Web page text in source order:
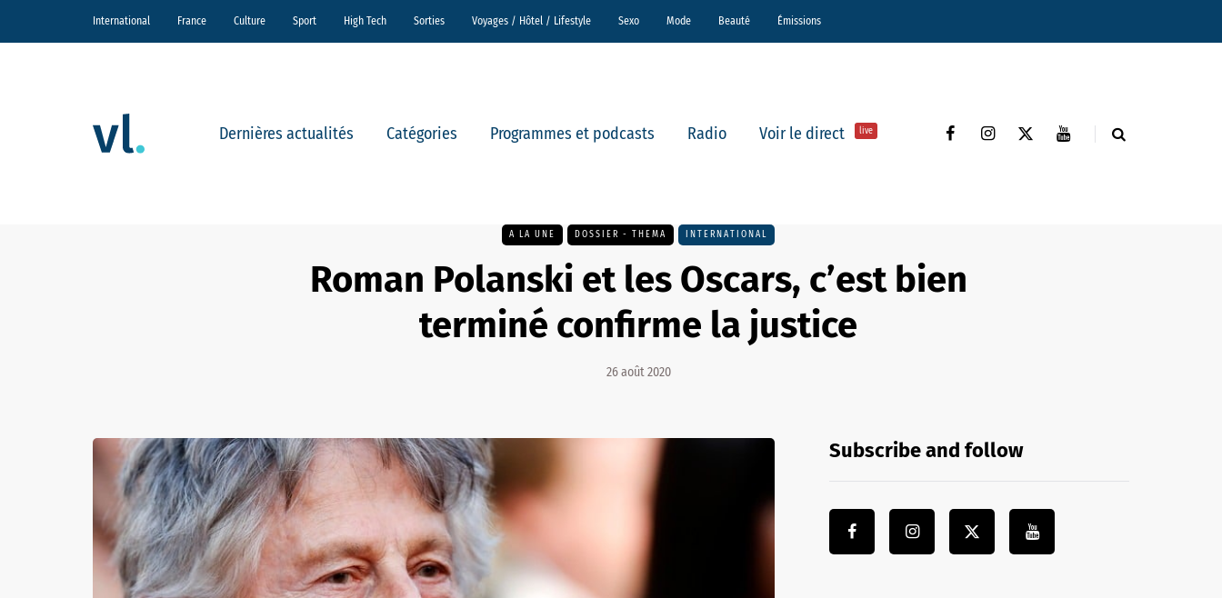
International France Culture Sport High Tech Sorties Voyages / Hôtel / Lifestyle Sexo Mode Beauté Émissions
Dernières actualités Catégories Programmes et podcasts Radio Voir le direct live
A LA UNE DOSSIER - THEMA INTERNATIONAL
Roman Polanski et les Oscars, c’est bien
terminé confirme la justice
26 août 2020
Subscribe and follow